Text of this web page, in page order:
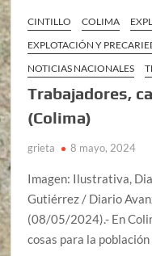
CINTILLO COLIMA
EXPLOTACIÓN Y
NOTICIAS NACIONALES
Trabajadores,
(Colima)
grieta 8 mayo, 2024
Imagen: Ilustrativa,
Gutiérrez / Diario
(08/05/2024).- En
cosas para la